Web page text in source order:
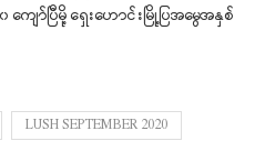
ာ်ပြီမို့ ရှေးဟောင်းမြို့ပြအမွေအနှစ်
LUSH SEPTEMBER 2020